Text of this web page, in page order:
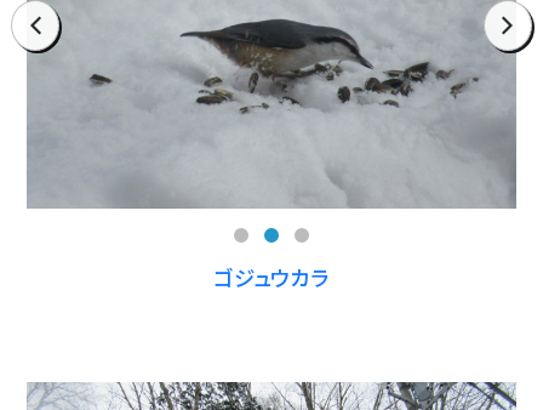
prev next
ゴジュウカラ